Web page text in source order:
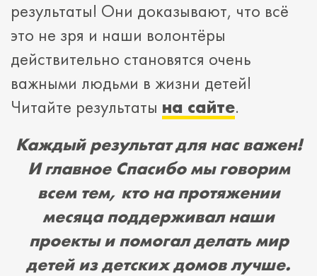
результаты! Они доказывают, что всё
это не зря и наши волонтёры
действительно становятся очень
важными людьми в жизни детей!
Читайте результаты на сайте.
Каждый результат для нас важен!
И главное Спасибо мы говорим
всем тем, кто на протяжении
месяца поддерживал наши
проекты и помогал делать мир
детей из детских домов лучше.